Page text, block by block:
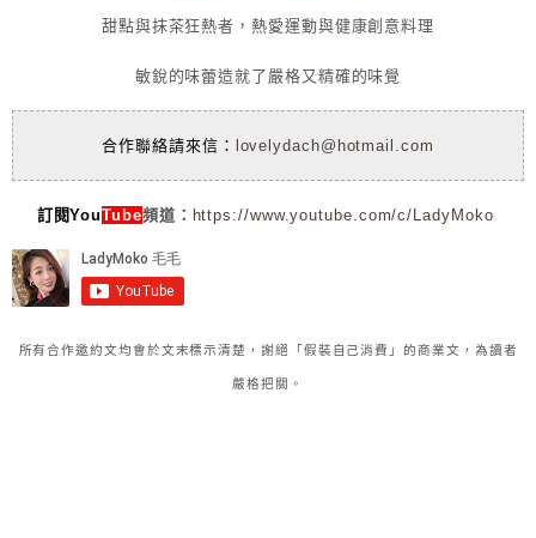
甜點與抹茶狂熱者，熱愛運動與健康創意料理
敏銳的味蕾造就了嚴格又精確的味覺
合作聯絡請來信： lovelydach@hotmail.com
訂閱YouTube頻道： https://www.youtube.com/c/LadyMoko
所有合作邀約文均會於文末標示清楚，謝絕「假裝自己消費」的商業文，為讀者
嚴格把關。